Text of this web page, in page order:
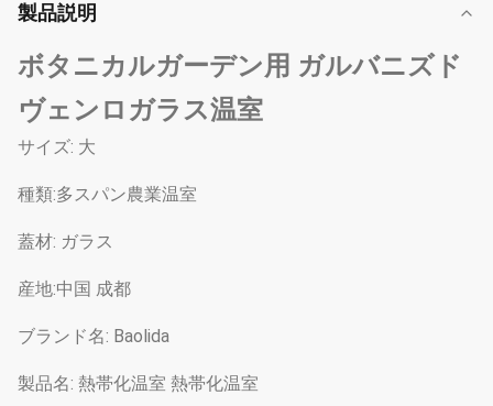
製品説明
ボタニカルガーデン用 ガルバニズド
ヴェンロガラス温室
サイズ: 大
種類:多スパン農業温室
蓋材: ガラス
産地:中国 成都
ブランド名: Baolida
製品名: 熱帯化温室 熱帯化温室